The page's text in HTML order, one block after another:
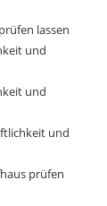
lassen
und
und
und
prüfen